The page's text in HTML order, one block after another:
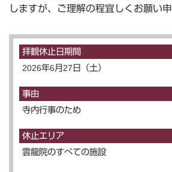
しますが、ご理解の程宜しくお願い申
拝観休止日期間
2026年6月27日（土）
事由
寺内行事のため
休止エリア
雲龍院のすべての施設